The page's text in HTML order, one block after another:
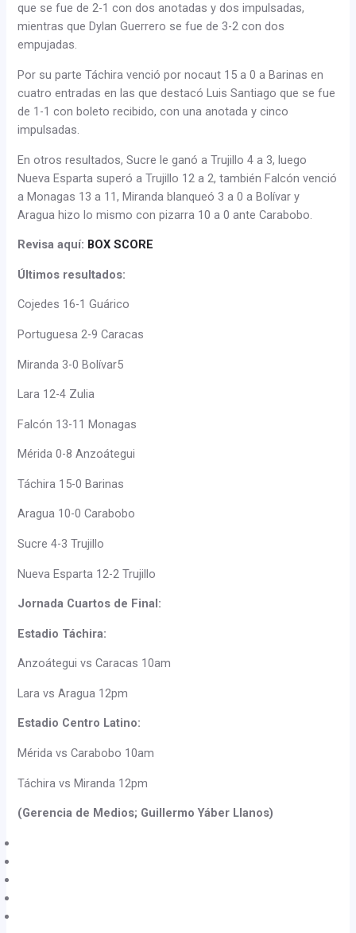
que se fue de 2-1 con dos anotadas y dos impulsadas,
mientras que Dylan Guerrero se fue de 3-2 con dos
empujadas.
Por su parte Táchira venció por nocaut 15 a 0 a Barinas en
cuatro entradas en las que destacó Luis Santiago que se fue
de 1-1 con boleto recibido, con una anotada y cinco
impulsadas.
En otros resultados, Sucre le ganó a Trujillo 4 a 3, luego
Nueva Esparta superó a Trujillo 12 a 2, también Falcón venció
a Monagas 13 a 11, Miranda blanqueó 3 a 0 a Bolívar y
Aragua hizo lo mismo con pizarra 10 a 0 ante Carabobo.
Revisa aquí: BOX SCORE
Últimos resultados:
Cojedes 16-1 Guárico
Portuguesa 2-9 Caracas
Miranda 3-0 Bolívar5
Lara 12-4 Zulia
Falcón 13-11 Monagas
Mérida 0-8 Anzoátegui
Táchira 15-0 Barinas
Aragua 10-0 Carabobo
Sucre 4-3 Trujillo
Nueva Esparta 12-2 Trujillo
Jornada Cuartos de Final:
Estadio Táchira:
Anzoátegui vs Caracas 10am
Lara vs Aragua 12pm
Estadio Centro Latino:
Mérida vs Carabobo 10am
Táchira vs Miranda 12pm
(Gerencia de Medios; Guillermo Yáber Llanos)